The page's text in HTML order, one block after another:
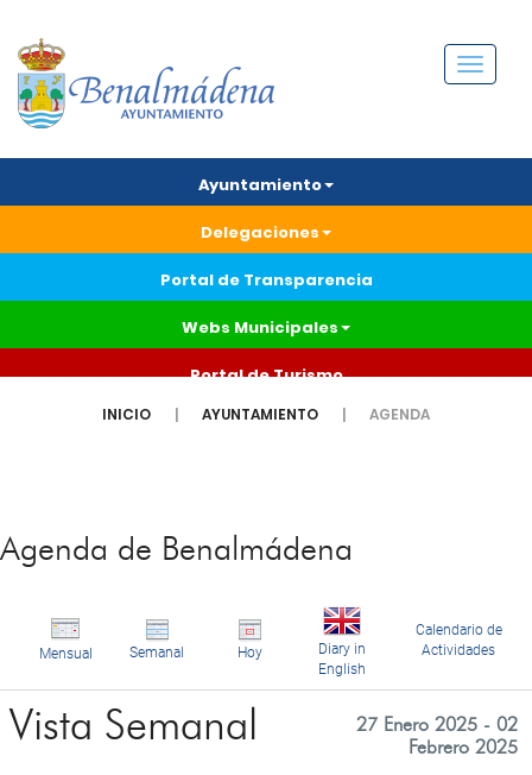
Menú
Ayuntamiento
Delegaciones
Portal de Transparencia
Webs Municipales
Portal de Turismo
INICIO AYUNTAMIENTO AGENDA
Agenda de Benalmádena
Mensual Semanal Hoy
Diary in
English
Calendario de
Actividades
Vista Semanal
27 Enero 2025 - 02
Febrero 2025